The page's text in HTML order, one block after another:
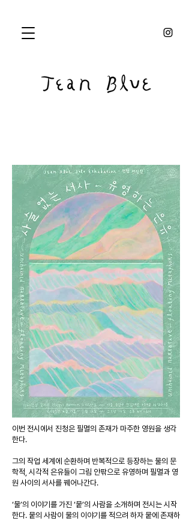
이번 전시에서 진청은 필멸의 존재가 마주한 영원을 생각
한다.
그의 작업 세계에 순환하며 반복적으로 등장하는 물의 문
학적, 시각적 은유들이 그림 안팎으로 유영하며 필멸과 영
원 사이의 서사를 꿰어나간다.
‘물’의 이야기를 가진 ‘뭍’의 사람을 소개하며 전시는 시작
한다. 뭍의 사람이 물의 이야기를 적으려 하자 뭍에 존재하